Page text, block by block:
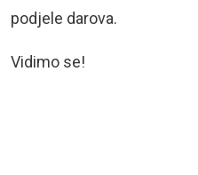
podjele darova.
Vidimo se!